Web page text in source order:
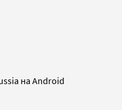
на Android